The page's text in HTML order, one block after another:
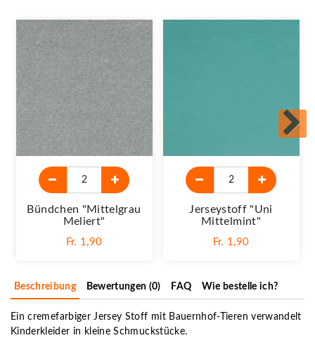
Bündchen "mittelgrau
Meliert"
Fr. 1,90
Jerseystoff "Uni
Mittelmint"
Fr. 1,90
Beschreibung Bewertungen (0) FAQ Wie bestelle ich?
Ein cremefarbiger Jersey Stoff mit Bauernhof-Tieren verwandelt
Kinderkleider in kleine Schmuckstücke.